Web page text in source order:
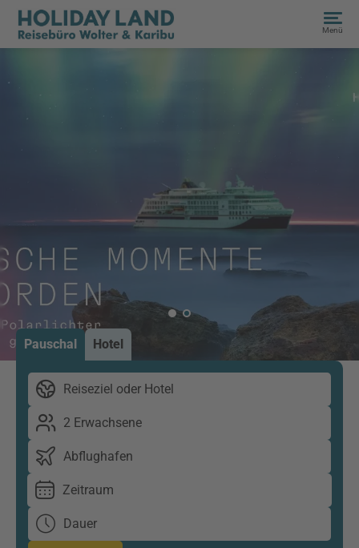
Menü
Pauschal Hotel
Reiseziel oder Hotel
2 Erwachsene
Abflughafen
Zeitraum
Dauer